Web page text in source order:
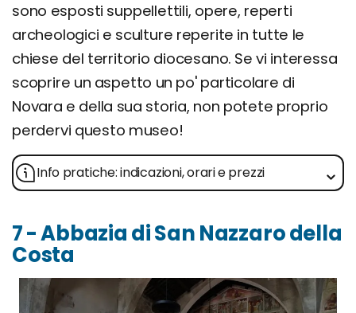
sono esposti suppellettili, opere, reperti
archeologici e sculture reperite in tutte le
chiese del territorio diocesano. Se vi interessa
scoprire un aspetto un po' particolare di
Novara e della sua storia, non potete proprio
perdervi questo museo!
Info pratiche: indicazioni, orari e prezzi
7 - Abbazia di San Nazzaro della
Costa